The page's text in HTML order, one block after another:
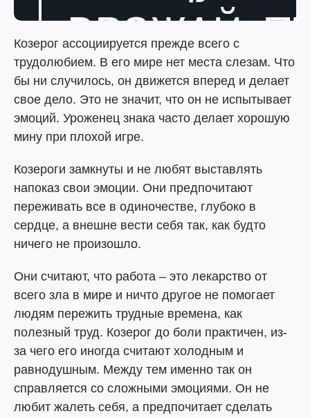
Козерог ассоциируется прежде всего с
трудолюбием. В его мире нет места слезам. Что
бы ни случилось, он движется вперед и делает
свое дело. Это не значит, что он не испытывает
эмоций. Уроженец знака часто делает хорошую
мину при плохой игре.
Козероги замкнуты и не любят выставлять
напоказ свои эмоции. Они предпочитают
переживать все в одиночестве, глубоко в
сердце, а внешне вести себя так, как будто
ничего не произошло.
Они считают, что работа – это лекарство от
всего зла в мире и ничто другое не помогает
людям пережить трудные времена, как
полезный труд. Козерог до боли практичен, из-
за чего его иногда считают холодным и
равнодушным. Между тем именно так он
справляется со сложными эмоциями. Он не
любит жалеть себя, а предпочитает сделать